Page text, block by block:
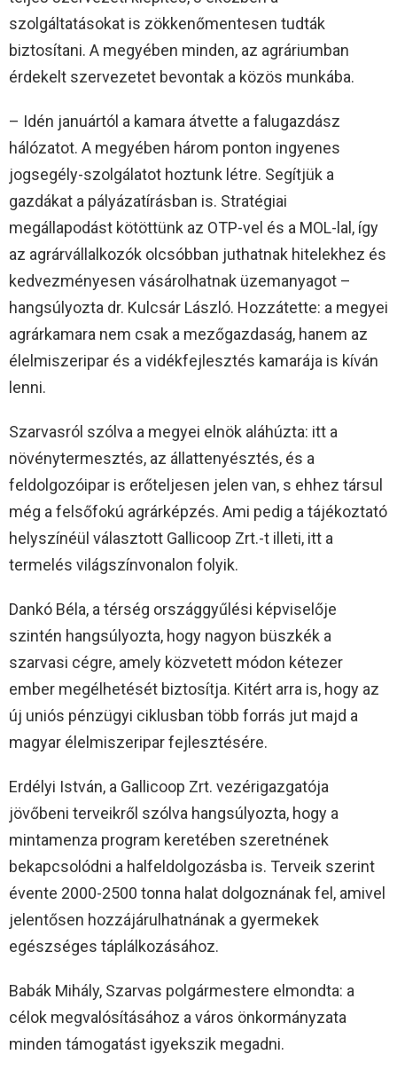
szolgáltatásokat is zökkenőmentesen tudták
biztosítani. A megyében minden, az agráriumban
érdekelt szervezetet bevontak a közös munkába.
– Idén januártól a kamara átvette a falugazdász
hálózatot. A megyében három ponton ingyenes
jogsegély-szolgálatot hoztunk létre. Segítjük a
gazdákat a pályázatírásban is. Stratégiai
megállapodást kötöttünk az OTP-vel és a MOL-lal, így
az agrárvállalkozók olcsóbban juthatnak hitelekhez és
kedvezményesen vásárolhatnak üzemanyagot –
hangsúlyozta dr. Kulcsár László. Hozzátette: a megyei
agrárkamara nem csak a mezőgazdaság, hanem az
élelmiszeripar és a vidékfejlesztés kamarája is kíván
lenni.
Szarvasról szólva a megyei elnök aláhúzta: itt a
növénytermesztés, az állattenyésztés, és a
feldolgozóipar is erőteljesen jelen van, s ehhez társul
még a felsőfokú agrárképzés. Ami pedig a tájékoztató
helyszínéül választott Gallicoop Zrt.-t illeti, itt a
termelés világszínvonalon folyik.
Dankó Béla, a térség országgyűlési képviselője
szintén hangsúlyozta, hogy nagyon büszkék a
szarvasi cégre, amely közvetett módon kétezer
ember megélhetését biztosítja. Kitért arra is, hogy az
új uniós pénzügyi ciklusban több forrás jut majd a
magyar élelmiszeripar fejlesztésére.
Erdélyi István, a Gallicoop Zrt. vezérigazgatója
jövőbeni terveikről szólva hangsúlyozta, hogy a
mintamenza program keretében szeretnének
bekapcsolódni a halfeldolgozásba is. Terveik szerint
évente 2000-2500 tonna halat dolgoznának fel, amivel
jelentősen hozzájárulhatnának a gyermekek
egészséges táplálkozásához.
Babák Mihály, Szarvas polgármestere elmondta: a
célok megvalósításához a város önkormányzata
minden támogatást igyekszik megadni.